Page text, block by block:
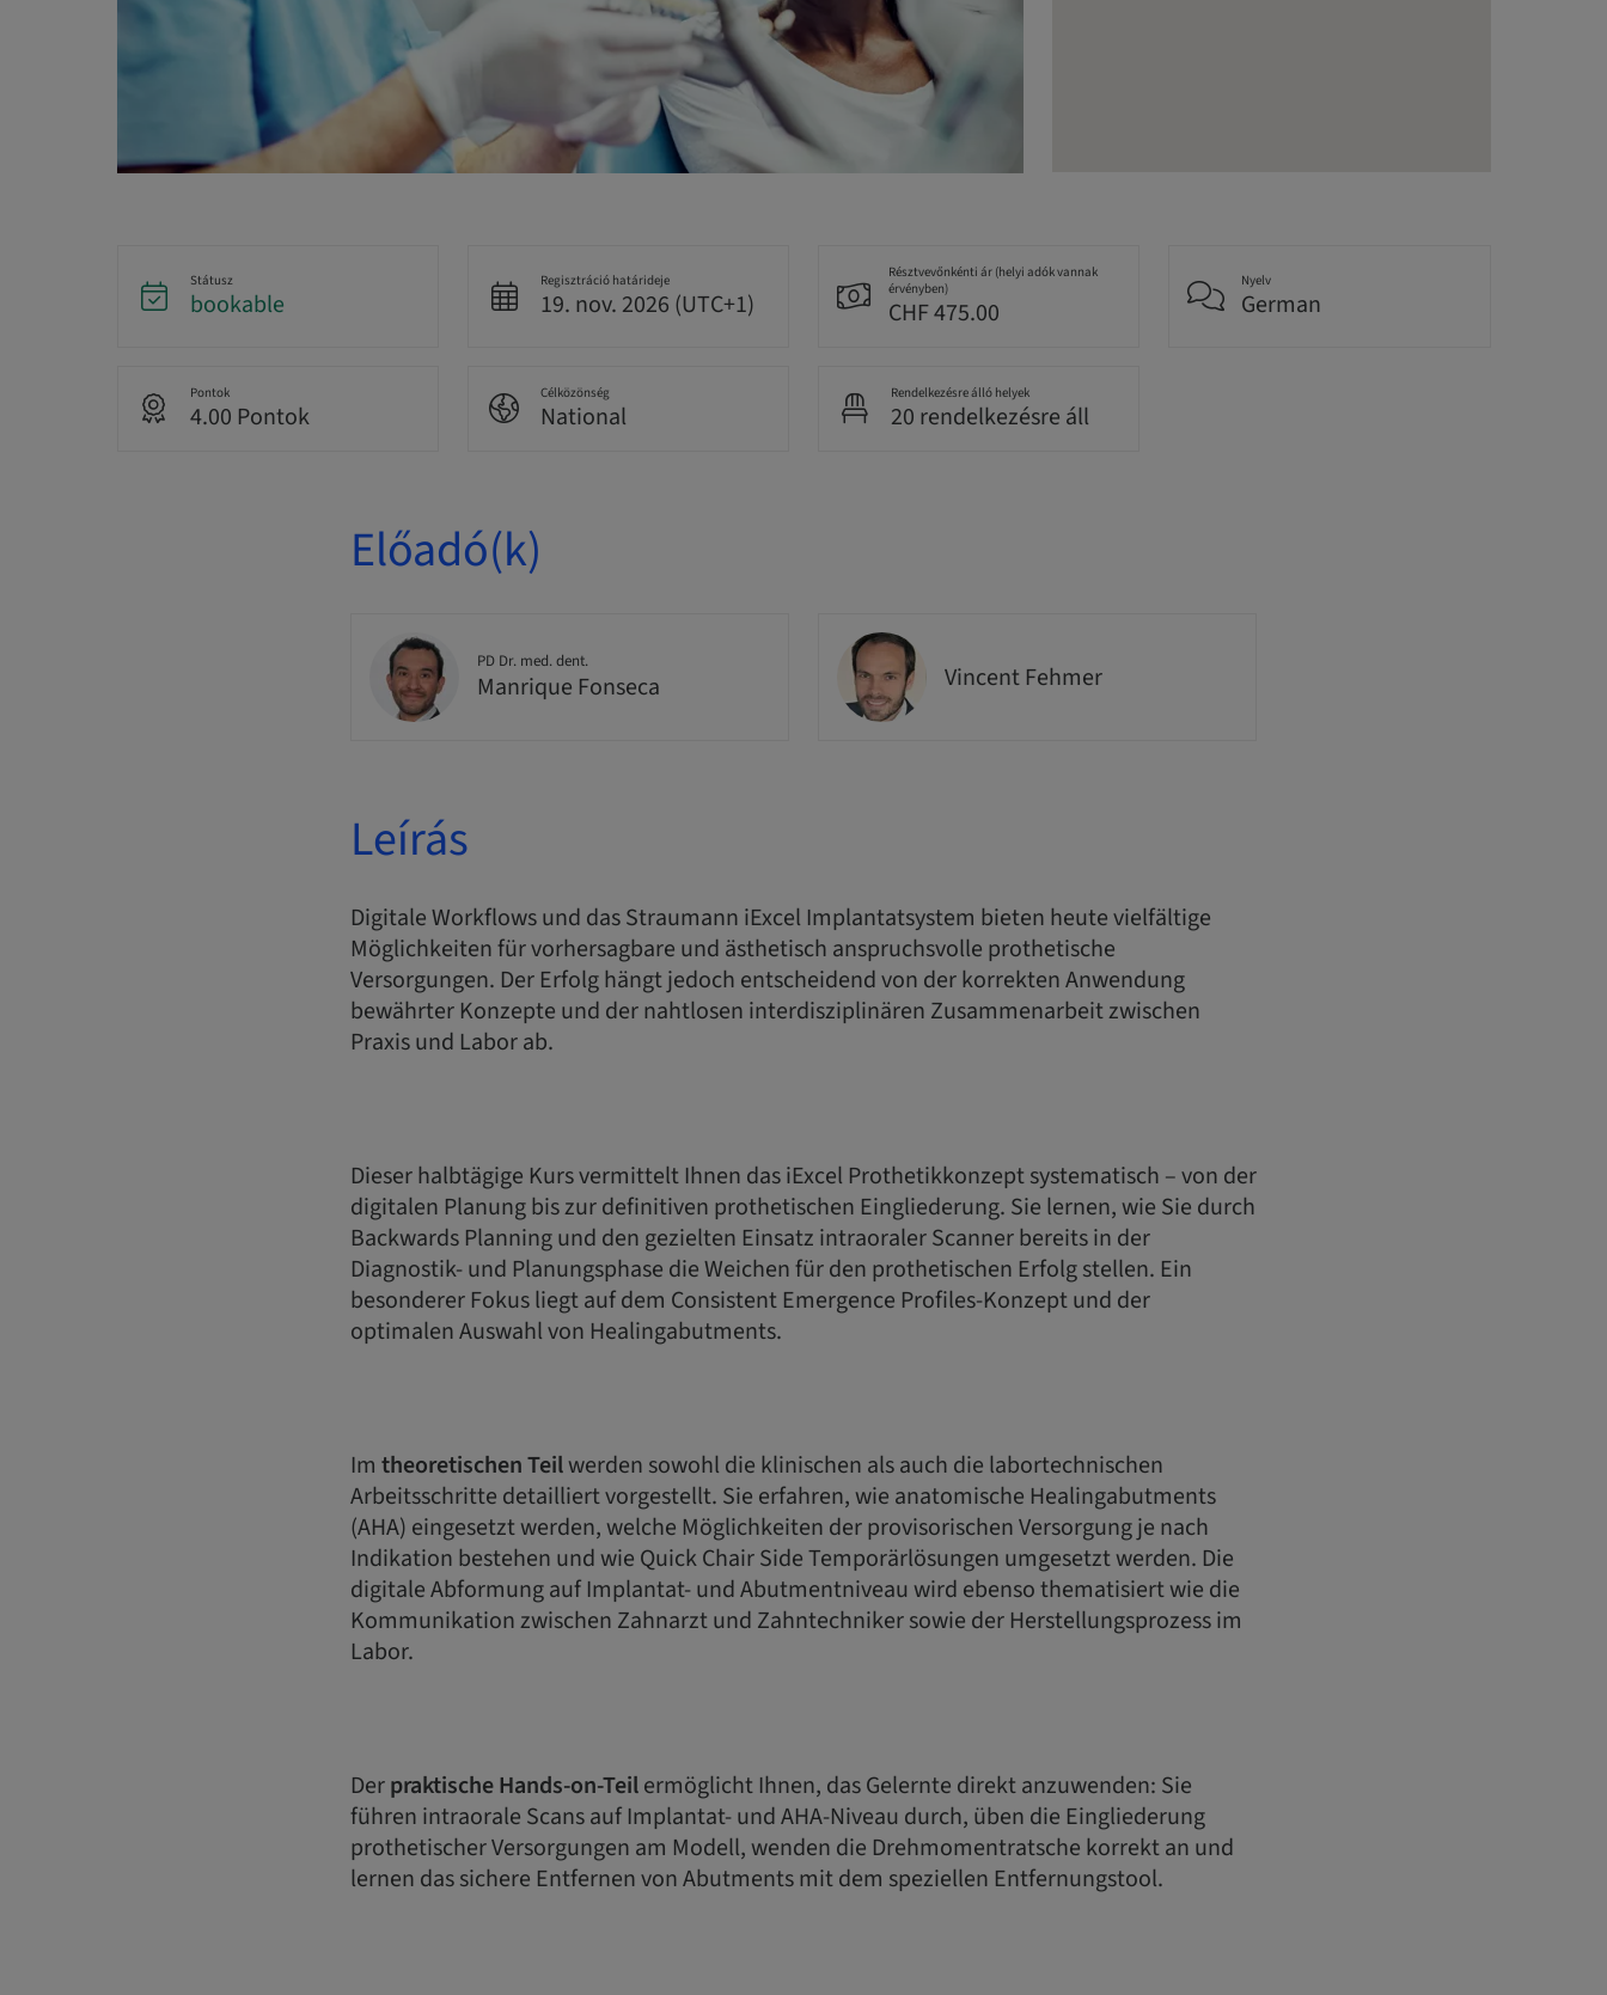
Státusz
bookable
Regisztráció határideje
19. nov. 2026 (UTC+1)
Résztvevőnkénti ár (helyi adók vannak
érvényben)
CHF 475.00
Nyelv
German
Pontok
4.00 Pontok
Célközönség
National
Rendelkezésre álló helyek
20 rendelkezésre áll
Előadó(k)
PD Dr. med. dent.
Manrique Fonseca Vincent Fehmer
Leírás
Digitale Workflows und das Straumann iExcel Implantatsystem bieten heute vielfältige
Möglichkeiten für vorhersagbare und ästhetisch anspruchsvolle prothetische
Versorgungen. Der Erfolg hängt jedoch entscheidend von der korrekten Anwendung
bewährter Konzepte und der nahtlosen interdisziplinären Zusammenarbeit zwischen
Praxis und Labor ab.
Dieser halbtägige Kurs vermittelt Ihnen das iExcel Prothetikkonzept systematisch – von der
digitalen Planung bis zur definitiven prothetischen Eingliederung. Sie lernen, wie Sie durch
Backwards Planning und den gezielten Einsatz intraoraler Scanner bereits in der
Diagnostik- und Planungsphase die Weichen für den prothetischen Erfolg stellen. Ein
besonderer Fokus liegt auf dem Consistent Emergence Profiles-Konzept und der
optimalen Auswahl von Healingabutments.
Im theoretischen Teilwerden sowohl die klinischen als auch die labortechnischen
Arbeitsschritte detailliert vorgestellt. Sie erfahren, wie anatomische Healingabutments
(AHA) eingesetzt werden, welche Möglichkeiten der provisorischen Versorgung je nach
Indikation bestehen und wie Quick Chair Side Temporärlösungen umgesetzt werden. Die
digitale Abformung auf Implantat- und Abutmentniveau wird ebenso thematisiert wie die
Kommunikation zwischen Zahnarzt und Zahntechniker sowie der Herstellungsprozess im
Labor.
Derpraktische Hands-on-Teilermöglicht Ihnen, das Gelernte direkt anzuwenden: Sie
führen intraorale Scans auf Implantat- und AHA-Niveau durch, üben die Eingliederung
prothetischer Versorgungen am Modell, wenden die Drehmomentratsche korrekt an und
lernen das sichere Entfernen von Abutments mit dem speziellen Entfernungstool.